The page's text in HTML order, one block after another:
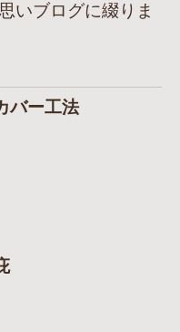
いブログに綴りま
バー工法